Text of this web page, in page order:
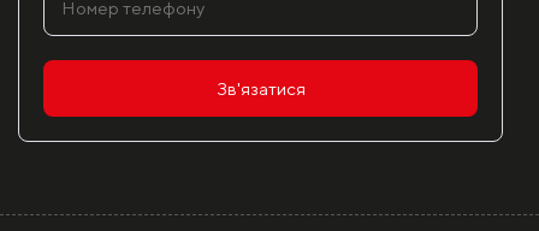
Зв'язатися